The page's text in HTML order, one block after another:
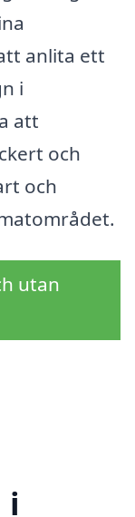
anlita ett
i
att
och
och
utan
i